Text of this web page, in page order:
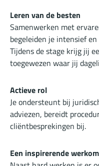
Leren van de besten
Samenwerken met
begeleiden je intensief
Tijdens de stage krijg jij
toegewezen waar jij
Actieve rol
Je ondersteunt bij
adviezen, bereidt
cliëntbesprekingen bij.
Een inspirerende